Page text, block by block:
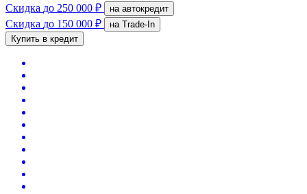
Скидка до 250 000 ₽ на автокредит
Скидка до 150 000 ₽
на Trade-In
Купить в кредит